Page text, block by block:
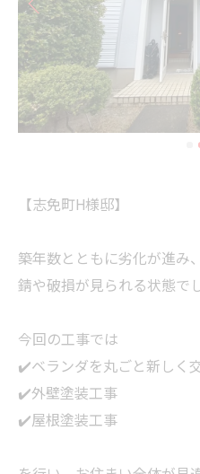
【志免町H様邸】
築年数とともに劣化が進み
錆や破損が見られる状態で
今回の工事では
✔️ベランダを丸ごと新しく
✔️外壁塗装工事
✔️屋根塗装工事